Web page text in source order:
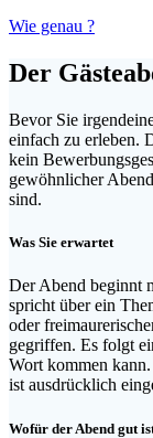
Wie genau ?
Der
Bevor Sie
einfach zu erleben.
kein
gewöhnlicher
sind.
Was Sie erwartet
Der Abend beginnt
spricht über ein
oder
gegriffen. Es folgt
Wort kommen
ist ausdrücklich
Wofür der Abend gut